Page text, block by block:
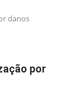
danos
por